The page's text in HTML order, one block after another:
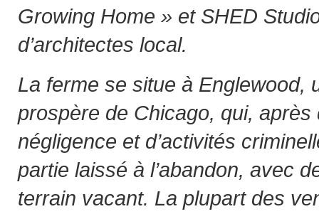
Growing Home » et SHED
d’architectes local.
La ferme se situe à Englewood,
prospère de Chicago, qui,
négligence et d’activités
partie laissé à l’abandon, avec
terrain vacant. La plupart des